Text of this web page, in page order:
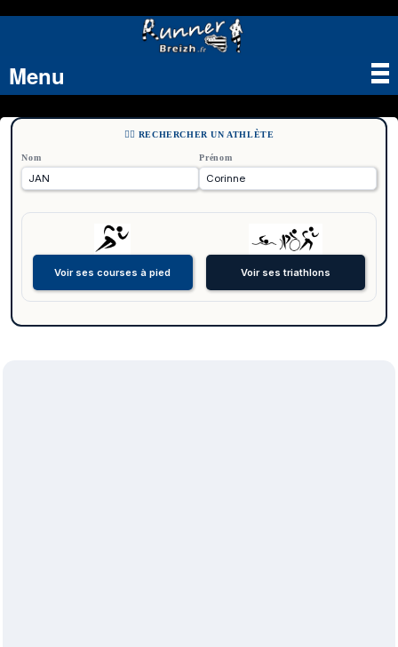
Menu
🏃‍♂️ RECHERCHER UN ATHLÈTE
Nom Prénom